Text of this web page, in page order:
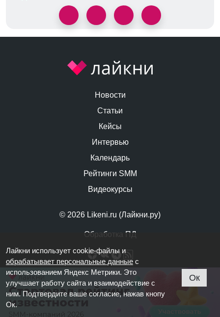
© 2026 Likeni.ru (Лайкни.ру)
Обработка ПД
Новости
Статьи
Кейсы
Интервью
Календарь
Рейтинги SMM
Видеокурсы
Лайкни использует cookie-файлы и
обрабатывает персональные данные с
использованием Яндекс Метрики. Это
улучшает работу сайта и взаимодействие с
ним. Подтвердите ваше согласие, нажав кнопу
Ок.
Ок